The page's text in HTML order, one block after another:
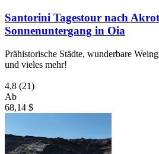
Santorini Tagestour nach
Sonnenuntergang in Oia
Prähistorische Städte, wunderbare
und vieles mehr!
4,8 (21)
Ab
68,14 $